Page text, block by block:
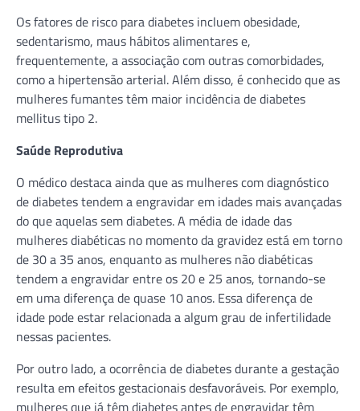
Os fatores de risco para diabetes incluem obesidade,
sedentarismo, maus hábitos alimentares e,
frequentemente, a associação com outras comorbidades,
como a hipertensão arterial. Além disso, é conhecido que as
mulheres fumantes têm maior incidência de diabetes
mellitus tipo 2.
Saúde Reprodutiva
O médico destaca ainda que as mulheres com diagnóstico
de diabetes tendem a engravidar em idades mais avançadas
do que aquelas sem diabetes. A média de idade das
mulheres diabéticas no momento da gravidez está em torno
de 30 a 35 anos, enquanto as mulheres não diabéticas
tendem a engravidar entre os 20 e 25 anos, tornando-se
em uma diferença de quase 10 anos. Essa diferença de
idade pode estar relacionada a algum grau de infertilidade
nessas pacientes.
Por outro lado, a ocorrência de diabetes durante a gestação
resulta em efeitos gestacionais desfavoráveis. Por exemplo,
mulheres que já têm diabetes antes de engravidar têm